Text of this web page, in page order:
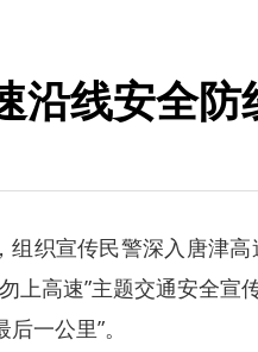
沿线安全防
织宣传民警深入唐津高
上高速”主题交通安全
一公里”。